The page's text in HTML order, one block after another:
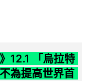
12.1 「烏拉特
為提高世界首